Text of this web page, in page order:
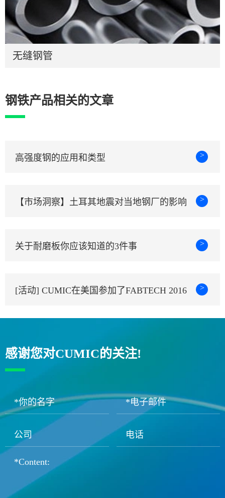
无缝钢管
钢铁产品相关的文章
高强度钢的应用和类型 >
【市场洞察】土耳其地震对当地钢厂的影响 >
关于耐磨板你应该知道的3件事 >
[活动] CUMIC在美国参加了FABTECH 2016 >
感谢您对CUMIC的关注!